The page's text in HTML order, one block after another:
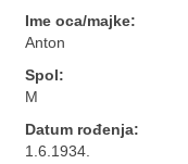
Ime oca/majke:
Anton
Spol:
M
Datum rođenja:
1.6.1934.